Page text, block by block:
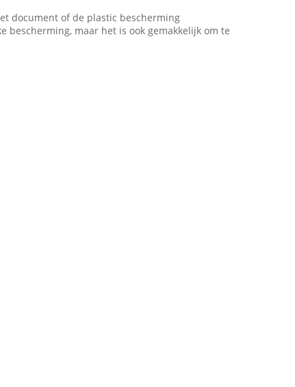
document of de plastic bescherming
maar het is ook gemakkelijk om te